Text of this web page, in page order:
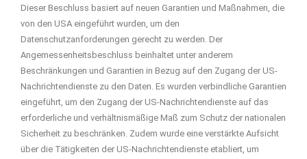
Dieser Beschluss basiert auf neuen Garantien und Maßnahmen, die
von den USA eingeführt wurden, um den
Datenschutzanforderungen gerecht zu werden. Der
Angemessenheitsbeschluss beinhaltet unter anderem
Beschränkungen und Garantien in Bezug auf den Zugang der US-
Nachrichtendienste zu den Daten. Es wurden verbindliche Garantien
eingeführt, um den Zugang der US-Nachrichtendienste auf das
erforderliche und verhältnismäßige Maß zum Schutz der nationalen
Sicherheit zu beschränken. Zudem wurde eine verstärkte Aufsicht
über die Tätigkeiten der US-Nachrichtendienste etabliert, um